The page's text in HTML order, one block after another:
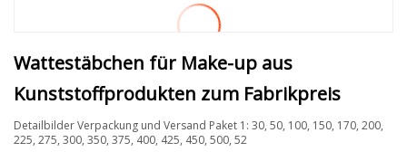
Wattestäbchen für Make-up aus
Kunststoffprodukten zum Fabrikpreis
Detailbilder Verpackung und Versand Paket 1: 30, 50, 100, 150, 170, 200,
225, 275, 300, 350, 375, 400, 425, 450, 500, 52